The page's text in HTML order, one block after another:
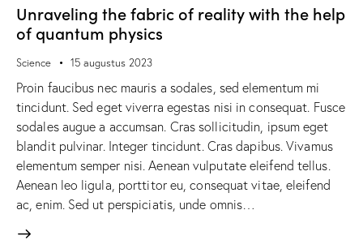
Unraveling the fabric of reality with the help
of quantum physics
Science 15 augustus 2023
Proin faucibus nec mauris a sodales, sed elementum mi
tincidunt. Sed eget viverra egestas nisi in consequat. Fusce
sodales augue a accumsan. Cras sollicitudin, ipsum eget
blandit pulvinar. Integer tincidunt. Cras dapibus. Vivamus
elementum semper nisi. Aenean vulputate eleifend tellus.
Aenean leo ligula, porttitor eu, consequat vitae, eleifend
ac, enim. Sed ut perspiciatis, unde omnis…